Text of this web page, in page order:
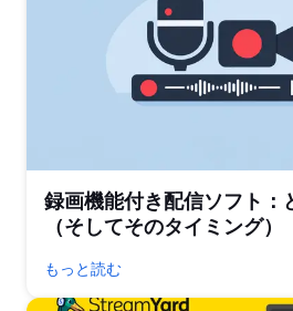
録画機能付き配信ソフト：
（そしてそのタイミング）
もっと読む